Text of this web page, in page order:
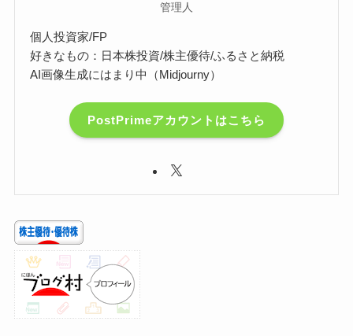
管理人
個人投資家/FP
好きなもの：日本株投資/株主優待/ふるさと納税
AI画像生成にはまり中（Midjourny）
PostPrimeアカウントはこちら